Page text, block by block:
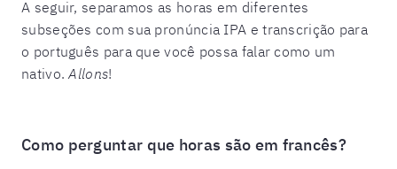
A seguir, separamos as horas em diferentes
subseções com sua pronúncia IPA e transcrição para
o português para que você possa falar como um
nativo.Allons!
Como perguntar que horas são em francês?